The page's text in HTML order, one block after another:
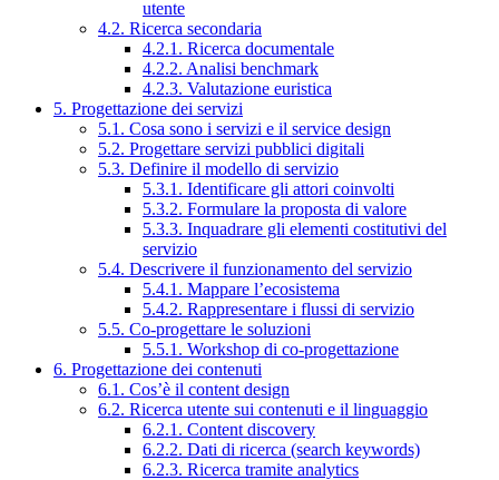
utente
4.2. Ricerca secondaria
4.2.1. Ricerca documentale
4.2.2. Analisi benchmark
4.2.3. Valutazione euristica
5. Progettazione dei servizi
5.1. Cosa sono i servizi e il service design
5.2. Progettare servizi pubblici digitali
5.3. Definire il modello di servizio
5.3.1. Identificare gli attori coinvolti
5.3.2. Formulare la proposta di valore
5.3.3. Inquadrare gli elementi costitutivi del
servizio
5.4. Descrivere il funzionamento del servizio
5.4.1. Mappare l’ecosistema
5.4.2. Rappresentare i flussi di servizio
5.5. Co-progettare le soluzioni
5.5.1. Workshop di co-progettazione
6. Progettazione dei contenuti
6.1. Cos’è il content design
6.2. Ricerca utente sui contenuti e il linguaggio
6.2.1. Content discovery
6.2.2. Dati di ricerca (search keywords)
6.2.3. Ricerca tramite analytics